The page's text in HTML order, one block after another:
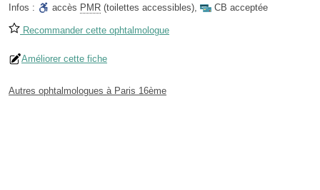
Infos :
accès PMR (toilettes accessibles), CB acceptée
Recommander cette ophtalmologue
Améliorer cette fiche
Autres ophtalmologues à Paris 16ème